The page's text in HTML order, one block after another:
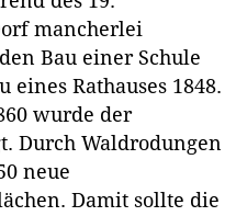
mancherlei
Bau einer Schule
eines Rathauses 1848.
wurde der
Durch Waldrodungen
neue
Damit sollte die